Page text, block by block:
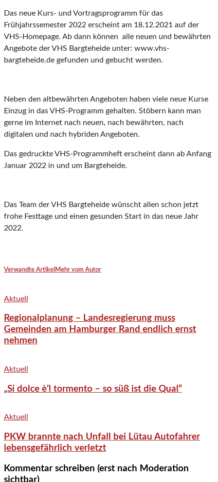
Das neue Kurs- und Vortragsprogramm für das
Frühjahrssemester 2022 erscheint am 18.12.2021 auf der
VHS-Homepage. Ab dann können alle neuen und bewährten
Angebote der VHS Bargteheide unter: www.vhs-
bargteheide.de gefunden und gebucht werden.
Neben den altbewährten Angeboten haben viele neue Kurse
Einzug in das VHS-Programm gehalten. Stöbern kann man
gerne im Internet nach neuen, nach bewährten, nach
digitalen und nach hybriden Angeboten.
Das gedruckte VHS-Programmheft erscheint dann ab Anfang
Januar 2022 in und um Bargteheide.
Das Team der VHS Bargteheide wünscht allen schon jetzt
frohe Festtage und einen gesunden Start in das neue Jahr
2022.
Verwandte Artikel Mehr vom Autor
Aktuell
Regionalplanung – Landesregierung muss
Gemeinden am Hamburger Rand endlich ernst
nehmen
Aktuell
„Si dolce è’l tormento – so süß ist die Qual“
Aktuell
PKW brannte nach Unfall bei Lütau Autofahrer
lebensgefährlich verletzt
Kommentar schreiben (erst nach Moderation
sichtbar)